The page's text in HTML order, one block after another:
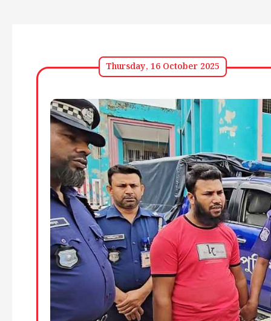
Thursday, 16 October 2025